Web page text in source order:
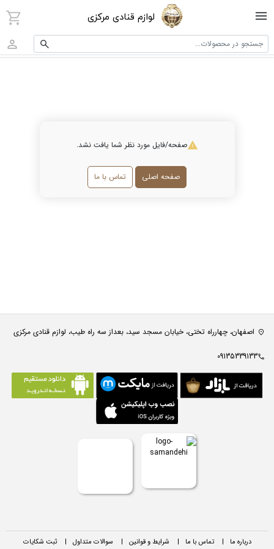
لوازم قنادی مرکزی
جستجو در محصولات...
صفحه/فایل مورد نظر شما یافت نشد.
صفحه اصلی تماس با ما
اصفهان، چهارراه تختی، خیابان مسجد سید، بعداز سه راه طیب، لوازم قنادی مرکزی
09135339133
درباره ما | تماس با ما | شرایط و قوانین | سوالات متداول | ثبت شکایات